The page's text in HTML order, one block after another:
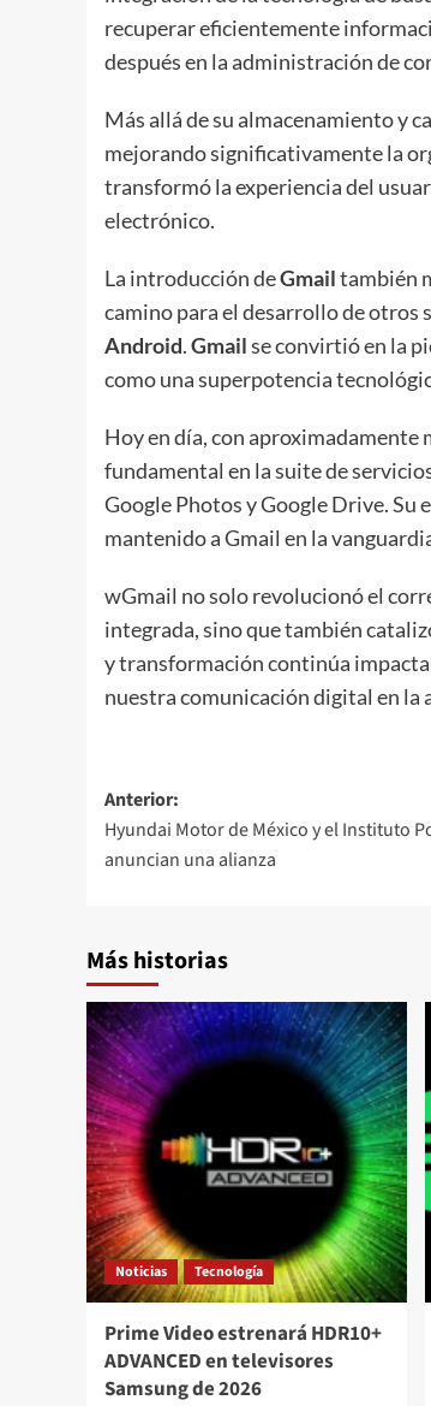
recuperar eficientemente
después en la administración de
Más allá de su almacenamiento y
mejorando significativamente la
transformó la experiencia del
electrónico.
La introducción deGmailtambién
camino para el desarrollo de otros
Android.Gmailse convirtió en la
como una superpotencia
Hoy en día, con aproximadamente
fundamental en la suite de
Google Photos y Google Drive. Su
mantenido a Gmail en la
wGmail no solo revolucionó el
integrada, sino que también
y transformación continúa
nuestra comunicación digital en la
Navegación
de
entradas
Anterior:
Hyundai Motor de México y el Instituto
anuncian una alianza
Más historias
Noticias Tecnología
Prime Video estrenará HDR10+
ADVANCED en televisores
Samsung de 2026